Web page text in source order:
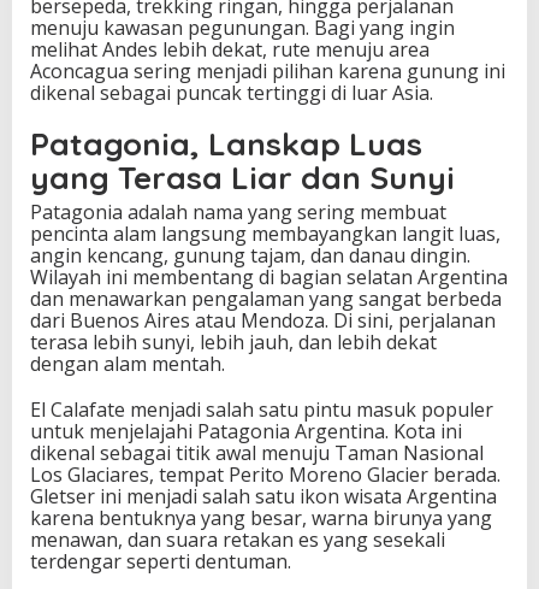
bersepeda, trekking ringan, hingga perjalanan
menuju kawasan pegunungan. Bagi yang ingin
melihat Andes lebih dekat, rute menuju area
Aconcagua sering menjadi pilihan karena gunung ini
dikenal sebagai puncak tertinggi di luar Asia.
Patagonia, Lanskap Luas
yang Terasa Liar dan Sunyi
Patagonia adalah nama yang sering membuat
pencinta alam langsung membayangkan langit luas,
angin kencang, gunung tajam, dan danau dingin.
Wilayah ini membentang di bagian selatan Argentina
dan menawarkan pengalaman yang sangat berbeda
dari Buenos Aires atau Mendoza. Di sini, perjalanan
terasa lebih sunyi, lebih jauh, dan lebih dekat
dengan alam mentah.
El Calafate menjadi salah satu pintu masuk populer
untuk menjelajahi Patagonia Argentina. Kota ini
dikenal sebagai titik awal menuju Taman Nasional
Los Glaciares, tempat Perito Moreno Glacier berada.
Gletser ini menjadi salah satu ikon wisata Argentina
karena bentuknya yang besar, warna birunya yang
menawan, dan suara retakan es yang sesekali
terdengar seperti dentuman.